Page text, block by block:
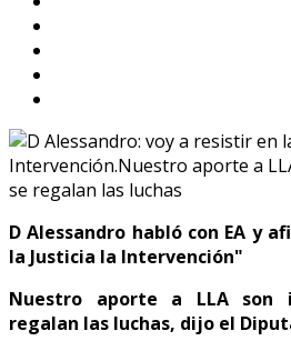
D Alessandro habló con EA y
la Justicia la Intervención"
Nuestro aporte a LLA son
regalan las luchas, dijo el